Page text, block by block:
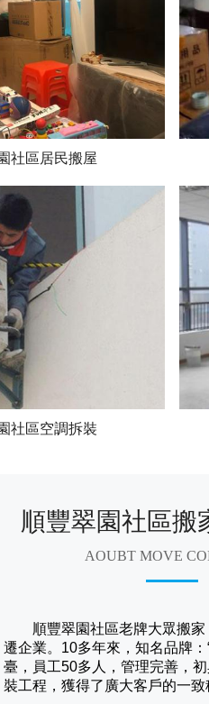
社區居民搬屋
社區空調拆裝
順豐翠園社區搬
AOUBT MOVE
順豐翠園社區老牌大眾搬家
遷企業。10多年來，知名品牌：
臺，員工50多人，管理完善，
裝工程，獲得了廣大客戶的一致